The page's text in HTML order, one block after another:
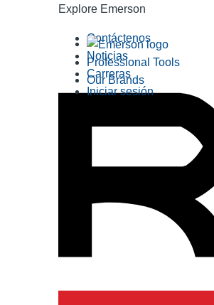
Explore Emerson
Professional Tools
Our Brands
Contáctenos
Noticias
Carreras
Iniciar sesión